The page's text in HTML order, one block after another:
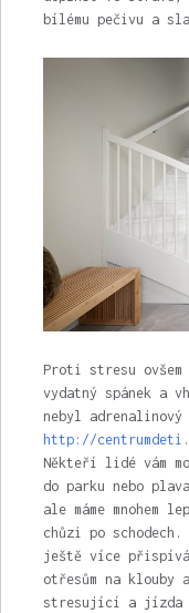
bílému pečivu a
Proti stresu
vydatný spánek a
nebyl adrenalinový
http://
Někteří lidé vám
do parku nebo
ale máme
chůzi po
ještě více
otřesům na
stresující a jízda